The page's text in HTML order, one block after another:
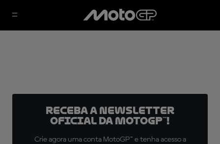
Receba a newsletter
oficial da MotoGP™!
Crie agora uma conta MotoGP™ e tenha acesso a